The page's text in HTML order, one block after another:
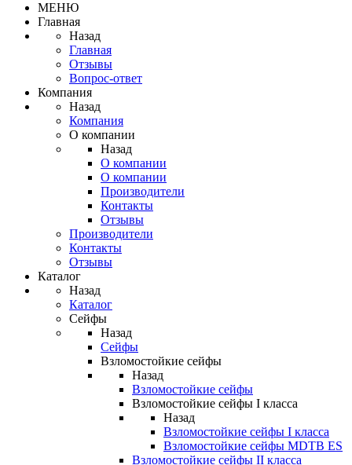
МЕНЮ
Главная
Назад
Главная
Отзывы
Вопрос-ответ
Компания
Назад
Компания
О компании
Назад
О компании
О компании
Производители
Контакты
Отзывы
Производители
Контакты
Отзывы
Каталог
Назад
Каталог
Сейфы
Назад
Сейфы
Взломостойкие сейфы
Назад
Взломостойкие сейфы
Взломостойкие сейфы I класса
Назад
Взломостойкие сейфы I класса
Взломостойкие сейфы MDTB ES
Взломостойкие сейфы II класса